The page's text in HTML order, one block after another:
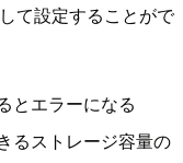
て設定することがで
とエラーになる
るストレージ容量の